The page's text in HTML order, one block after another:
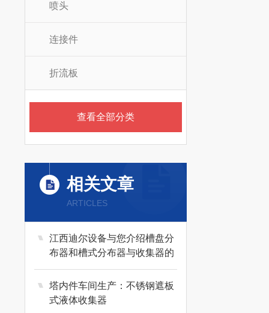
喷头
连接件
折流板
查看全部分类
相关文章
ARTICLES
江西迪尔设备与您介绍槽盘分
布器和槽式分布器与收集器的
运行区别
塔内件车间生产：不锈钢遮板
式液体收集器